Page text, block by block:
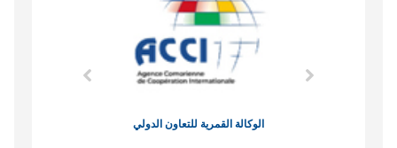
الوكالة القمرية للتعاون الدولي